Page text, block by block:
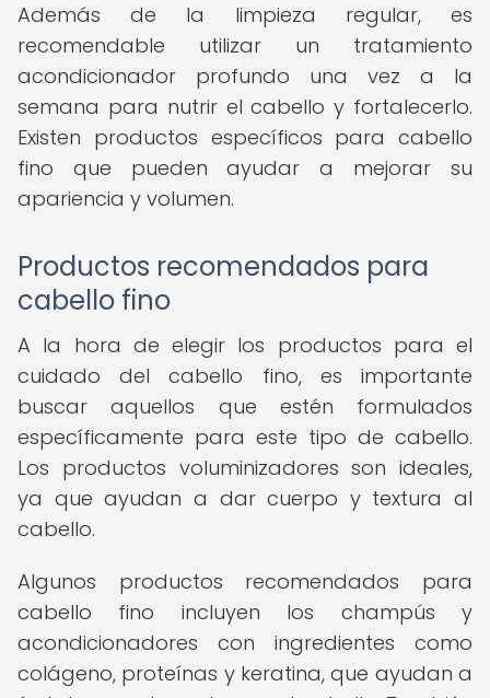
Además de la limpieza regular, es
recomendable utilizar un tratamiento
acondicionador profundo una vez a la
semana para nutrir el cabello y fortalecerlo.
Existen productos específicos para cabello
fino que pueden ayudar a mejorar su
apariencia y volumen.
Productos recomendados para
cabello fino
A la hora de elegir los productos para el
cuidado del cabello fino, es importante
buscar aquellos que estén formulados
específicamente para este tipo de cabello.
Los productos voluminizadores son ideales,
ya que ayudan a dar cuerpo y textura al
cabello.
Algunos productos recomendados para
cabello fino incluyen los champús y
acondicionadores con ingredientes como
colágeno, proteínas y keratina, que ayudan a